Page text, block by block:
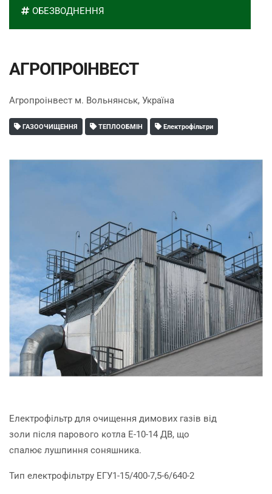
ОБЕЗВОДНЕННЯ
АГРОПРОІНВЕСТ
Агропроінвест м. Вольнянськ, Україна
ГАЗООЧИЩЕННЯ ТЕПЛООБМІН Електрофільтри
Електрофільтр для очищення димових газів від
золи після парового котла Е-10-14 ДВ, що
спалює лушпиння соняшника.
Тип електрофільтру ЕГУ1-15/400-7,5-6/640-2